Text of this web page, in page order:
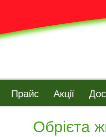
Прайс Акції
Обрієта